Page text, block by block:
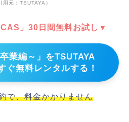
用元：TSUTAYA）
」30日間無料お試し▼
業編～」をTSUTAYA
ぐ無料レンタルする！
で、料金かかりません